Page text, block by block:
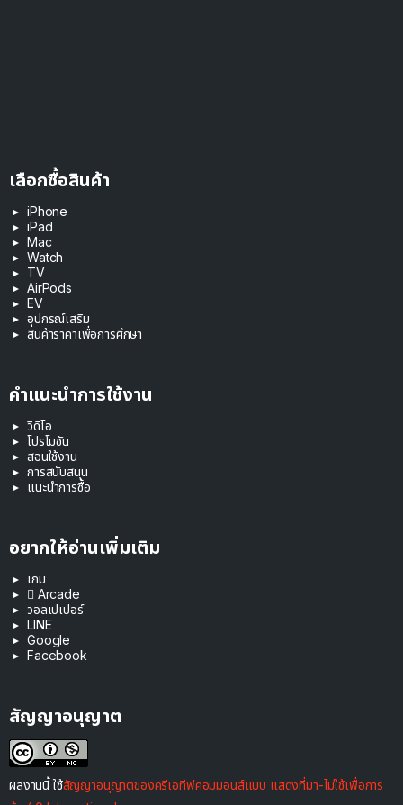
เลือกซื้อสินค้า
iPhone
iPad
Mac
Watch
TV
AirPods
EV
อุปกรณ์เสริม
สินค้าราคาเพื่อการศึกษา
คำแนะนำการใช้งาน
วิดีโอ
โปรโมชัน
สอนใช้งาน
การสนับสนุน
แนะนำการซื้อ
อยากให้อ่านเพิ่มเติม
เกม
 Arcade
วอลเปเปอร์
LINE
Google
Facebook
สัญญาอนุญาต
ผลงานนี้ ใช้สัญญาอนุญาตของครีเอทีฟคอมมอนส์แบบ แสดงที่มา-ไม่ใช้เพื่อการ